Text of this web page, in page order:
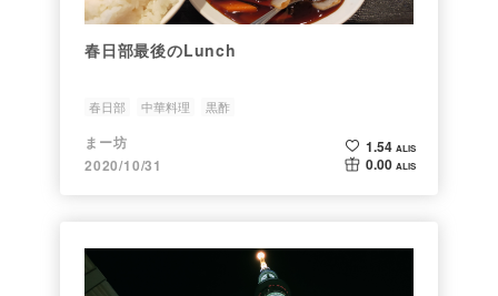
春日部最後のLunch
春日部 中華料理 黒酢
まー坊
2020/10/31
1.54 ALIS
0.00 ALIS